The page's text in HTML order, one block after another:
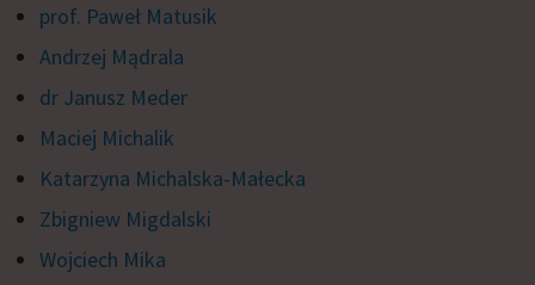
prof. Paweł Matusik
Andrzej Mądrala
dr Janusz Meder
Maciej Michalik
Katarzyna Michalska-Małecka
Zbigniew Migdalski
Wojciech Mika